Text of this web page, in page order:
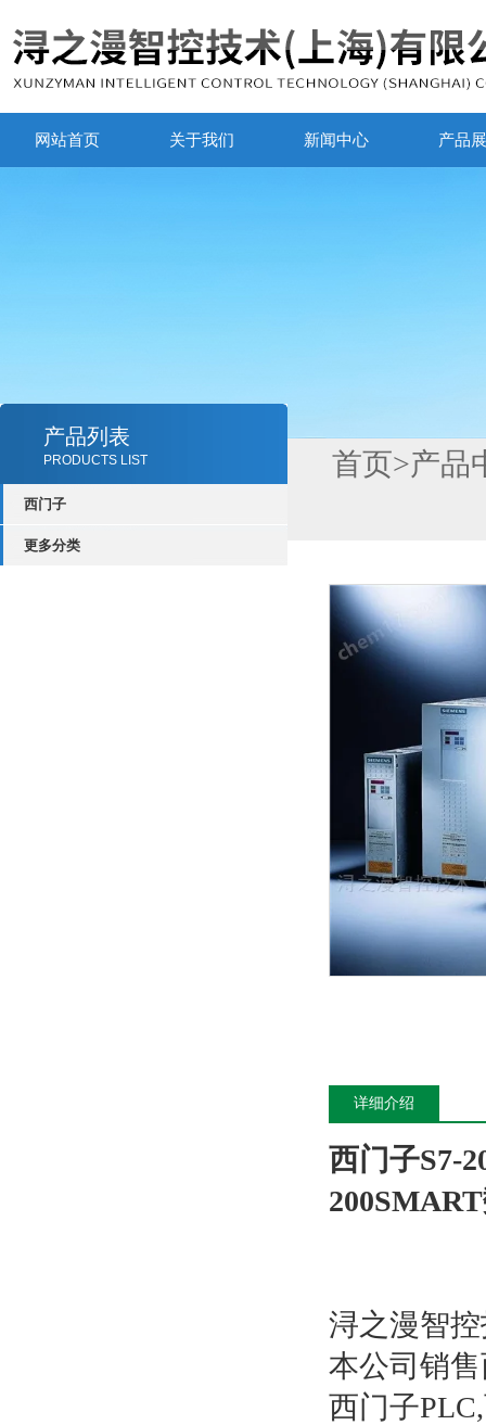
网站首页 关于我们 新闻中心 产品
产品列表
PRODUCTS LIST
西门子
更多分类
首页>产品
详细介绍
西门子S7-
浔之漫智
本公司销
西门子